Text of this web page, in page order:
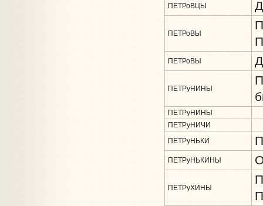
ПЕТРоВЦЫ
ПЕТРоВЫ
ПЕТРоВЫ
ПЕТРуНИНЫ
ПЕТРуНИНЫ
ПЕТРуНИЧИ
ПЕТРуНЬКИ
ПЕТРуНЬКИНЫ
ПЕТРуХИНЫ